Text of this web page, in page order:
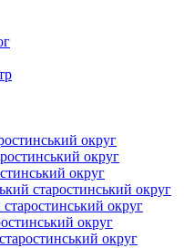
округ
округ
округ
старостинський округ
округ
округ
округ